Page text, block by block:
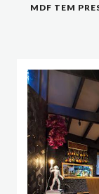
MDF TEM